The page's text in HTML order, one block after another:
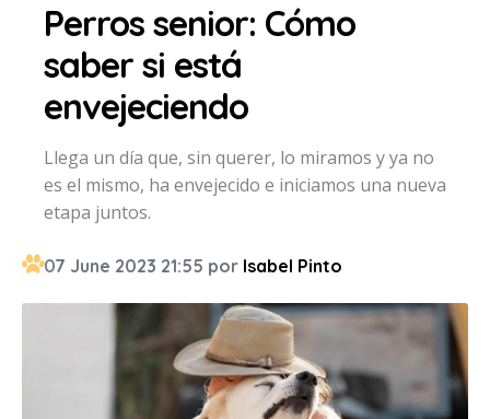
Perros senior: Cómo
saber si está
envejeciendo
Llega un día que, sin querer, lo miramos y ya no
es el mismo, ha envejecido e iniciamos una nueva
etapa juntos.
07 June 2023 21:55 por Isabel Pinto